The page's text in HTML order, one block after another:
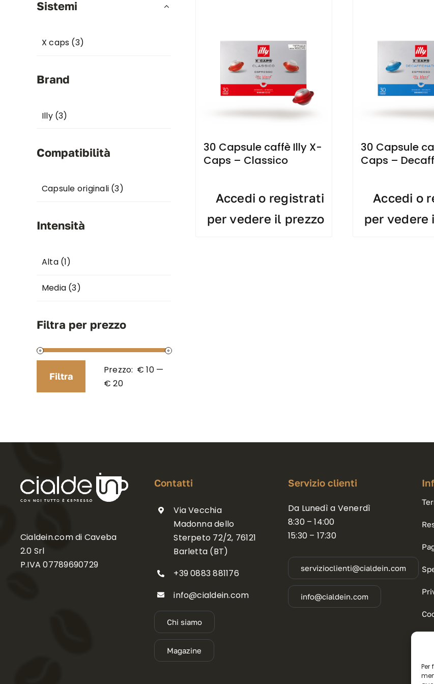
Per
Sistemi
X caps (3)
Brand
Illy (3)
Compatibilità
Capsule originali (3)
Intensità
Alta (1)
Media (3)
Filtra per prezzo
Prezzo
Min
Prezzo
Max
Filtra
Prezzo: € 10—
€ 20
30 Capsule caffè Illy X-
Caps – Classico
Accedi o registrati
per vedere il prezzo
30 Capsule
Caps –
Accedi o
per vedere
Cialdein.com di Caveba
2.0 Srl
P.IVA 07789690729
Contatti
Via Vecchia
Madonna dello
Sterpeto 72/2, 76121
Barletta (BT)
+39 0883 881176
info@cialdein.com
Chi siamo
Magazine
Servizio clienti
Da Lunedì a Venerdì
8:30 – 14:00
15:30 – 17:30
servizioclienti@cialdein.com
info@cialdein.com